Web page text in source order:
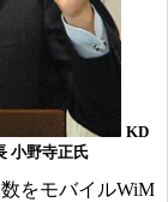
KD
小野寺正氏
をモバイルWiM